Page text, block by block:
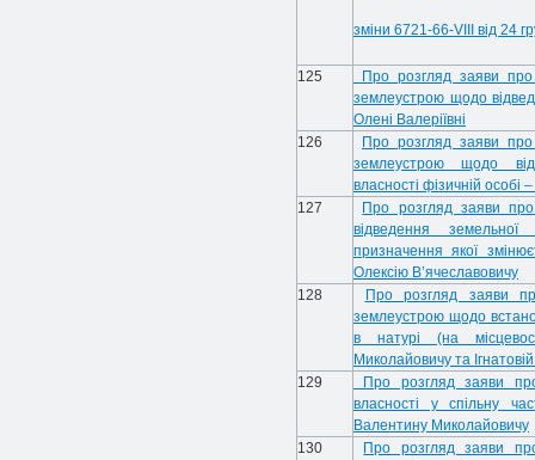
зміни 6721-66-VIII від 24
125
Про розгляд заяви
землеустрою щодо
Олені Валеріївні
126
Про розгляд заяви
землеустрою щодо
власності фізичній особі
127
Про розгляд заяви
відведення земельної
призначення якої
Олексію В’ячеславовичу
128
Про розгляд заяви
землеустрою щодо
в натурі (на
Миколайовичу та
129
Про розгляд заяви
власності у спільну
Валентину Миколайовичу
130
Про розгляд заяви